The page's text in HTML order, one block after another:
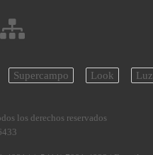
Supercampo Look Luz
los derechos reservados